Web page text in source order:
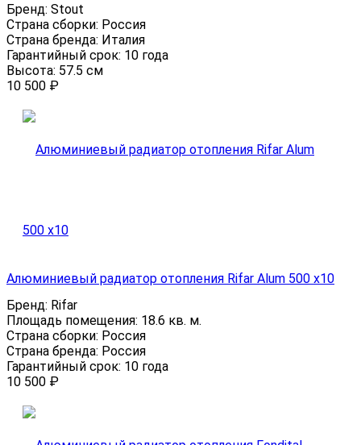
Бренд: Stout
Страна сборки: Россия
Страна бренда: Италия
Гарантийный срок: 10 года
Высота: 57.5 см
10 500 ₽
Алюминиевый радиатор отопления Rifar Alum 500 x10
Бренд: Rifar
Площадь помещения: 18.6 кв. м.
Страна сборки: Россия
Страна бренда: Россия
Гарантийный срок: 10 года
10 500 ₽